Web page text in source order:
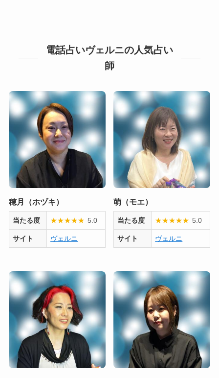
電話占いヴェルニの人気占い
師
穂月（ホヅキ）
当たる度 ★★★★★ 5.0
サイト ヴェルニ
萌（モエ）
当たる度 ★★★★★ 5.0
サイト ヴェルニ